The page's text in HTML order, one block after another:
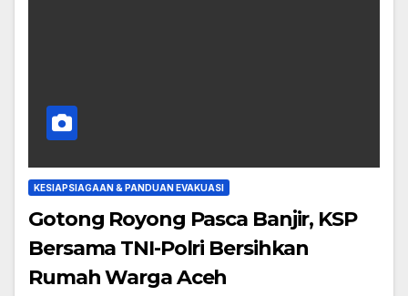
KESIAPSIAGAAN & PANDUAN EVAKUASI
Gotong Royong Pasca Banjir, KSP
Bersama TNI-Polri Bersihkan
Rumah Warga Aceh